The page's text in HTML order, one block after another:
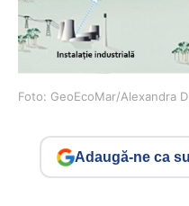
Foto: GeoEcoMar/Alexandra
Adaugă-ne ca